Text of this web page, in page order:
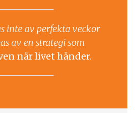
inte av perfekta veckor
av en strategi som
när livet händer.